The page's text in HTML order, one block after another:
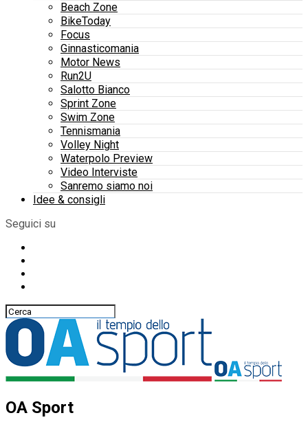
Beach Zone
BikeToday
Focus
Ginnasticomania
Motor News
Run2U
Salotto Bianco
Sprint Zone
Swim Zone
Tennismania
Volley Night
Waterpolo Preview
Video Interviste
Sanremo siamo noi
Idee & consigli
Seguici su
OA Sport